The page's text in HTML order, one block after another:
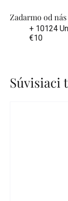
Zadarmo od
+ 10124
€10
Súvisiaci